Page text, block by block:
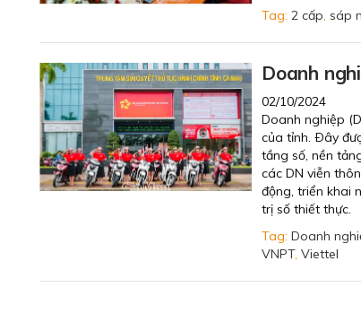
Tag: 2 cấp, sáp
Doanh
02/10/2024
Doanh nghiệp
của tỉnh. Ðây
tầng số, nền
các DN viễn
động, triển khai
trị số thiết thực.
Tag: Doanh
VNPT, Viettel